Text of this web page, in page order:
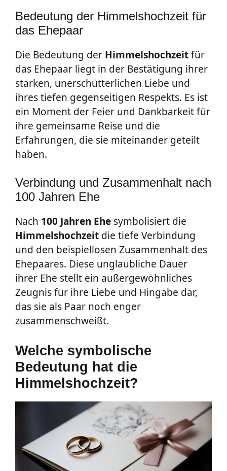
Bedeutung der Himmelshochzeit für
das Ehepaar
Die Bedeutung der Himmelshochzeitfür
das Ehepaar liegt in der Bestätigung ihrer
starken, unerschütterlichen Liebe und
ihres tiefen gegenseitigen Respekts. Es ist
ein Moment der Feier und Dankbarkeit für
ihre gemeinsame Reise und die
Erfahrungen, die sie miteinander geteilt
haben.
Verbindung und Zusammenhalt nach
100 Jahren Ehe
Nach 100 Jahren Ehe symbolisiert die
Himmelshochzeit die tiefe Verbindung
und den beispiellosen Zusammenhalt des
Ehepaares. Diese unglaubliche Dauer
ihrer Ehe stellt ein außergewöhnliches
Zeugnis für ihre Liebe und Hingabe dar,
das sie als Paar noch enger
zusammenschweißt.
Welche symbolische
Bedeutung hat die
Himmelshochzeit?